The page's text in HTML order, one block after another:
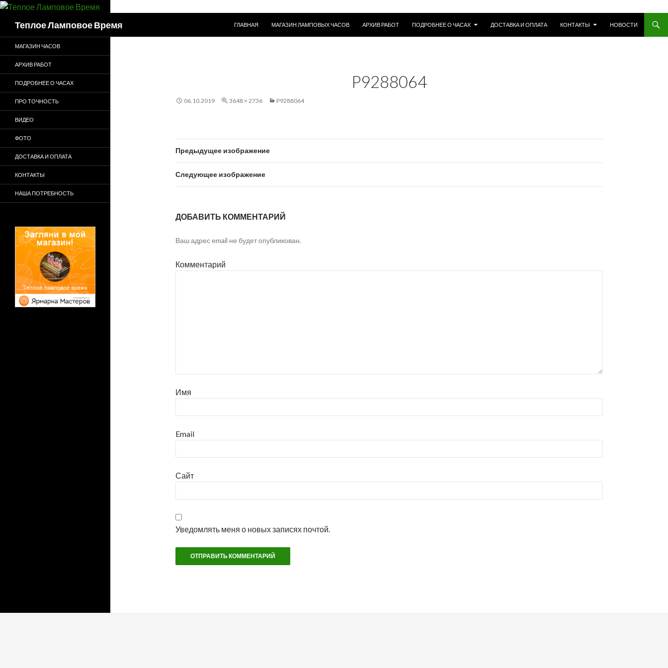
Теплое Ламповое Время
ГЛАВНАЯ
МАГАЗИН ЛАМПОВЫХ ЧАСОВ АРХИВ РАБОТ ПОДРОБНЕЕ О ЧАСАХ ДОСТАВКА И ОПЛАТА КОНТАКТЫ НОВОСТИ
P9288064
06.10.2019 3648 × 2736 P9288064
Предыдущее изображение
Следующее изображение
ДОБАВИТЬ КОММЕНТАРИЙ
Ваш адрес email не будет опубликован.
Комментарий
Имя
Email
Сайт
Уведомлять меня о новых записях почтой.
МАГАЗИН ЧАСОВ
АРХИВ РАБОТ
ПОДРОБНЕЕ О ЧАСАХ
ПРО ТОЧНОСТЬ
ВИДЕО
ФОТО
ДОСТАВКА И ОПЛАТА
КОНТАКТЫ
НАША ПОТРЕБНОСТЬ